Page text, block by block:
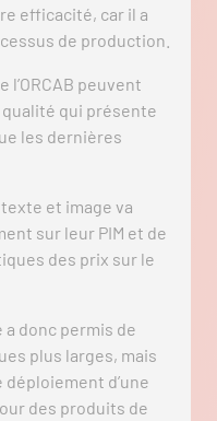
efficacité, car il a
de production.
peuvent
qualité qui présente
les dernières
et image va
sur leur PIM et de
des prix sur le
donc permis de
plus larges, mais
d’une
des produits de